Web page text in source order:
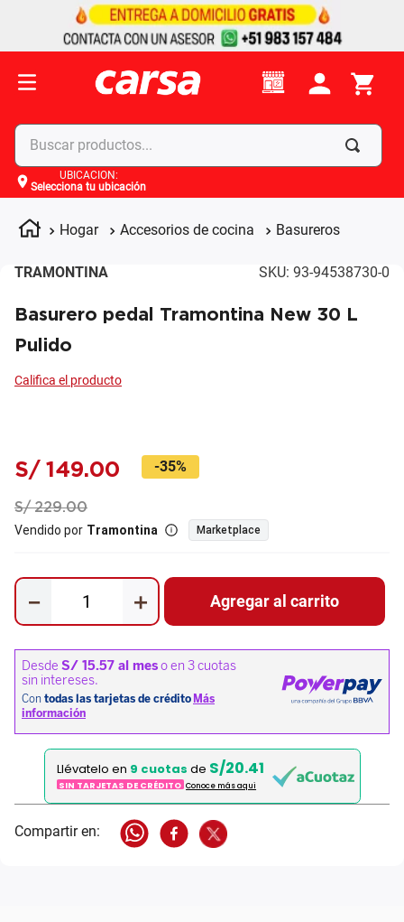
Buscar productos...
UBICACIÓN:
Selecciona tu ubicación
Hogar Accesorios de cocina Basureros
TRAMONTINA SKU: 93-94538730-0
Basurero pedal Tramontina New 30 L
Pulido
S/ 149.00 -35%
S/ 229.00
Vendido por Tramontina Marketplace
＋
－ Agregar al carrito
Llévatelo en 9 cuotas de S/20.41
SIN TARJETAS DE CRÉDITO Conoce más aqui
Términos más buscados
4. apple